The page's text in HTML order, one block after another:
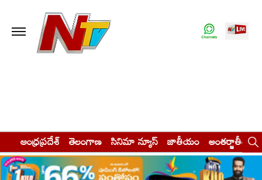
ఆంధ్రప్రదేశ్ తెలంగాణ సినిమా న్యూస్ జాతీయం అంతర్జాతీయం